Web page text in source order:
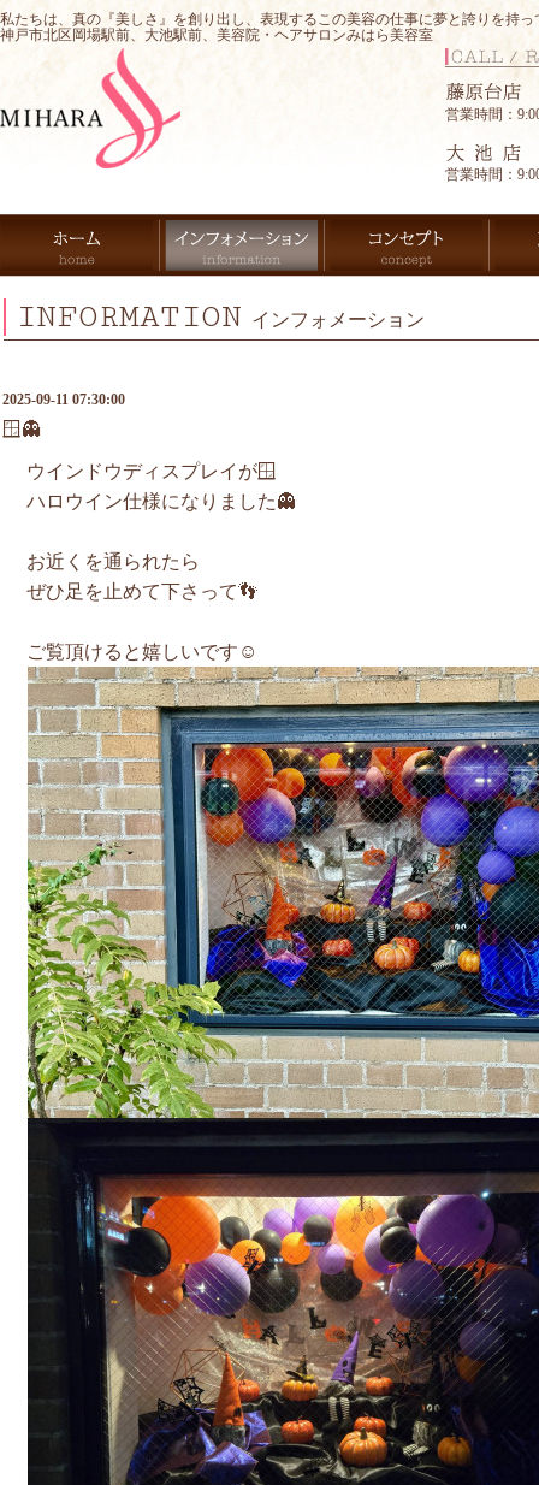
私たちは、真の『美しさ』を創り出し、表現するこの美容の仕事に夢と誇りを持
神戸市北区岡場駅前、大池駅前、美容院・ヘアサロンみはら美容室
営業時間：
営業時間：
INFORMATION インフォメーション
2025-09-11 07:30:00
🪟👻
ウインドウディスプレイが🪟
ハロウイン仕様になりました👻
お近くを通られたら
ぜひ足を止めて下さって👣
ご覧頂けると嬉しいです☺️